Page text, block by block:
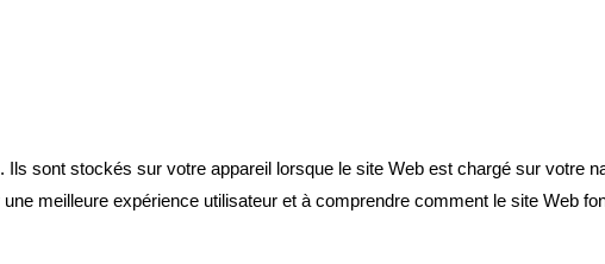
sont stockés sur votre appareil lorsque le site Web est chargé sur votre
meilleure expérience utilisateur et à comprendre comment le site Web